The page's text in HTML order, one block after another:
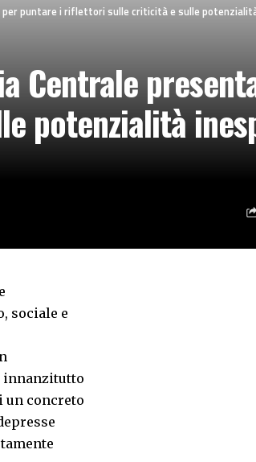
i riflettori sulle criticità e sulle potenzialità inespresse
Centrale
potenzialità
sociale e
innanzitutto
un concreto